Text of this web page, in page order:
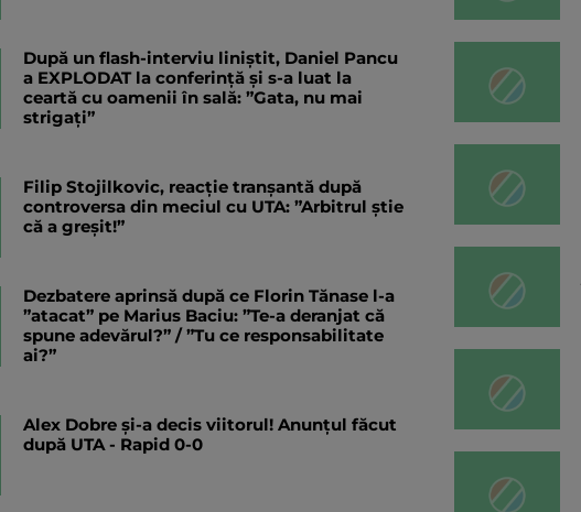
După un flash-interviu liniștit, Daniel Pancu
a EXPLODAT la conferință și s-a luat la
ceartă cu oamenii în sală: ”Gata, nu mai
strigați”
Filip Stojilkovic, reacție tranșantă după
controversa din meciul cu UTA: ”Arbitrul știe
că a greșit!”
Dezbatere aprinsă după ce Florin Tănase l-a
”atacat” pe Marius Baciu: ”Te-a deranjat că
spune adevărul?” / ”Tu ce responsabilitate
ai?”
Alex Dobre și-a decis viitorul! Anunțul făcut
după UTA - Rapid 0-0